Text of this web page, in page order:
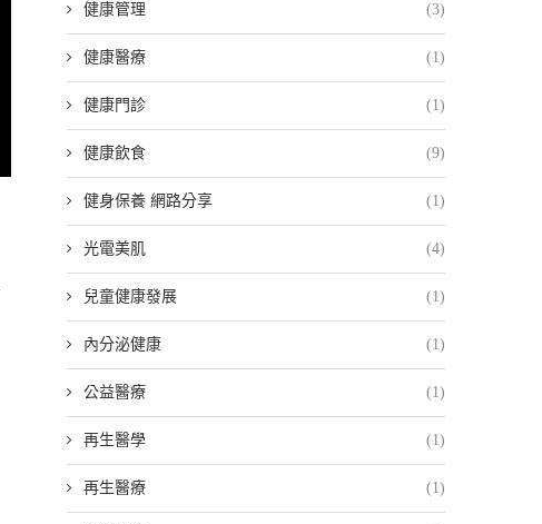
健康管理 (3)
健康醫療 (1)
健康門診 (1)
健康飲食 (9)
健身保養 網路分享 (1)
光電美肌 (4)
兒童健康發展 (1)
內分泌健康 (1)
公益醫療 (1)
再生醫學 (1)
再生醫療 (1)